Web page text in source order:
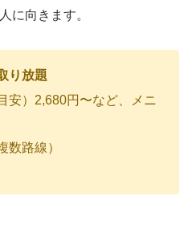
人に向きます。
り放題
安）2,680円〜など、メニ
数路線）